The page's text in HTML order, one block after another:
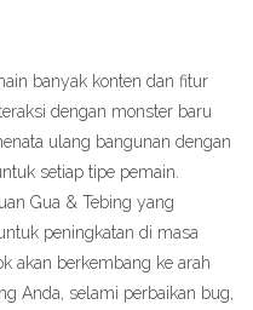
banyak konten dan fitur
dengan monster baru
ulang bangunan dengan
setiap tipe pemain.
Gua & Tebing yang
peningkatan di masa
akan berkembang ke arah
Anda, selami perbaikan bug,